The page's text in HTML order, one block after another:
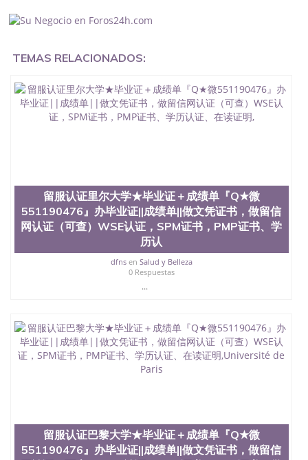
业证怎么办, 毕业证丢了怎么办, 没有正常毕业怎么办
交材料不齐而被拒之门外551190476您是否因没正常
了,成绩不理想毕不了业怎么办551190476找工作没有
文凭怎么办,怎么办理本科/研究生文凭551190476如
何办理本科/硕士毕业证551190476网上买文凭可靠吗
551190476哪里可以买国外文凭551190476国外本科
551190476哪里可以办理加拿大毕业证551190476申
请学校办理假的毕业证成绩单可以吗551190476哪里
可以办理水印成绩单551190476哪里可以修改成绩单
GPA分数551190476假毕业证能查出来吗551190476
假文凭网上能查到吗551190476 如何拿到国外毕业证
QQ微信551190476办假大学毕业证QQ微信551190476
国外毕业证去哪认证QQ微信551190476找毕业证封皮
QQ微信551190476国外毕业证外壳定制QQ微信
551190476快速代办国外毕业证QQ微信551190476快
551190476泰国文凭办理QQ微信551190476法国留学
回国证明QQ微信551190476 国外烫金照片QQ微信
551190476外国文凭在中国有用吗QQ微信551190476
德国留学回国证明QQ微信551190476爱尔兰留学回国
理QQ微信551190476国外大学文凭真制作QQ微信
551190476办国外文凭可找工作QQ微信551190476国
外大学有毕业证QQ微信551190476办理国外毕业证价
TEMAS RELACIONADOS:
留服认证里尔大学★毕业证＋成绩单『Q★微
551190476』办毕业证||成绩单||做文凭证书，做留信
网认证（可查）WSE认证，SPM证书，PMP证书、学
历认
dfnsen Salud y Belleza
0 Respuestas
...
留服认证巴黎大学★毕业证＋成绩单『Q★微
551190476』办毕业证||成绩单||做文凭证书，做留信